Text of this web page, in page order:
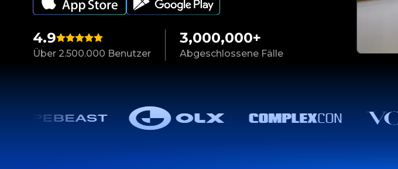
4.9
Über 2.500.000 Benutzer
3,000,000+
Abgeschlossene Fälle